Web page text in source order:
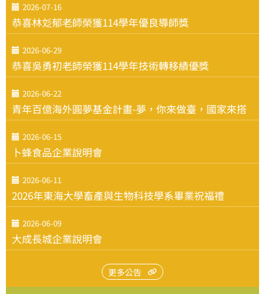
2026-07-16
恭喜林彣郁老師榮獲114學年優良導師獎
2026-06-29
恭喜吳勇初老師榮獲114學年技術轉移績優獎
2026-06-22
青年百億海外圓夢基金計畫-夢，你來做臺，國家來搭
2026-06-15
卜蜂食品企業說明會
2026-06-11
2026年東海大學畜產與生物科技學系畢業祝福禮
2026-06-09
大成長城企業說明會
更多公告